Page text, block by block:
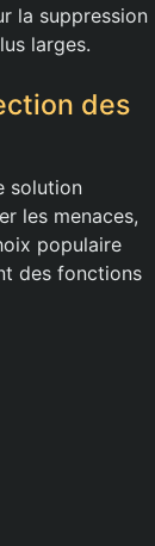
la suppression
larges.
des
solution
les menaces,
populaire
des fonctions